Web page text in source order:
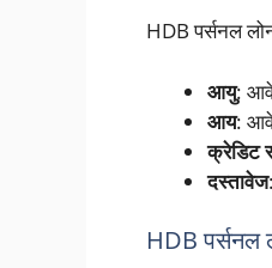
HDB पर्सनल
आयु:
आय:
क्रेडिट
दस्तावेज
HDB